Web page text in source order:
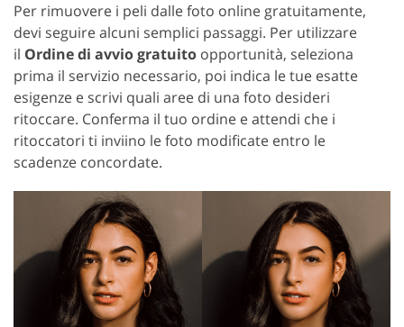
Per rimuovere i peli dalle foto online gratuitamente,
devi seguire alcuni semplici passaggi. Per utilizzare
il Ordine di avvio gratuito opportunità, seleziona
prima il servizio necessario, poi indica le tue esatte
esigenze e scrivi quali aree di una foto desideri
ritoccare. Conferma il tuo ordine e attendi che i
ritoccatori ti inviino le foto modificate entro le
scadenze concordate.